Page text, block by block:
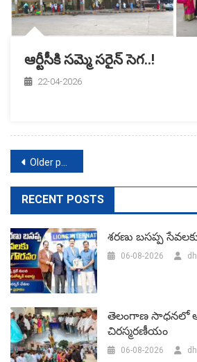
ఆర్టీసీకి సమ్మె సరైన్‌ సెగ..!
22-04-2026
Posts
navigation
Older posts
RECENT POSTS
శరణు బసప్ప
06-08-2026
తెలంగాణ సాధనలో
చిరస్మరణీయం
06-08-2026